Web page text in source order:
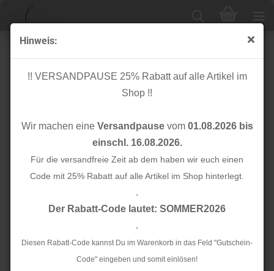
Hinweis:
!! VERSANDPAUSE 25% Rabatt auf alle Artikel im
Shop !!
Wir machen eine Versandpausevom 01.08.2026 bis
einschl. 16.08.2026.
Für die versandfreie Zeit ab dem haben wir euch einen
Code mit 25% Rabatt auf alle Artikel im Shop hinterlegt.
.
Der Rabatt-Code lautet: SOMMER2026
.
Diesen Rabatt-Code kannst Du im Warenkorb in das Feld "Gutschein-
Code" eingeben und somit einlösen!
Quasten Borte - Boho - weiß rosa